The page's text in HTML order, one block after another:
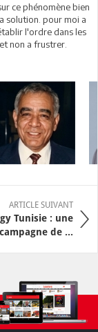
ce phénomène bien
solution. pour moi a
l'ordre dans les
non a frustrer.
ARTICLE SUIVANT
Tunisie : une
campagne de ...